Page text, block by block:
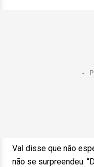
Val disse que não
não se surpreendeu.